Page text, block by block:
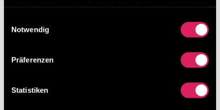
Notwendig
Präferenzen
Statistiken
Digitalisierung von Lean-Methoden ist möglich!
Was macht Results in Control so besonders?
Kategorien